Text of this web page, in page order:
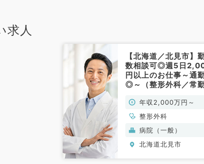
求人
【北海道／北見市】
数相談可◎週5日
円以上のお仕事～通
◎～（整形外科／常勤
年収2,000万円～
整形外科
病院（一般）
北海道北見市